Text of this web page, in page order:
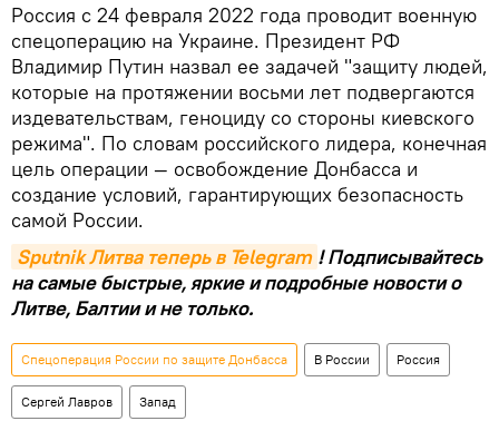
Россия с 24 февраля 2022 года проводит военную
спецоперацию на Украине. Президент РФ
Владимир Путин назвал ее задачей "защиту людей,
которые на протяжении восьми лет подвергаются
издевательствам, геноциду со стороны киевского
режима". По словам российского лидера, конечная
цель операции — освобождение Донбасса и
создание условий, гарантирующих безопасность
самой России.
Sputnik Литва теперь в Telegram ! Подписывайтесь
на самые быстрые, яркие и подробные новости о
Литве, Балтии и не только.
Спецоперация России по защите Донбасса В России Россия
Сергей Лавров Запад